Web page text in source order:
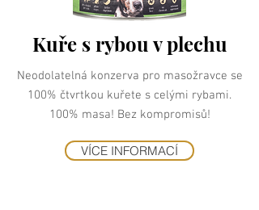
Kuře s rybou v plechu
Neodolatelná konzerva pro masožravce se
100% čtvrtkou kuřete s celými rybami.
100% masa! Bez kompromisů!
VÍCE INFORMACÍ